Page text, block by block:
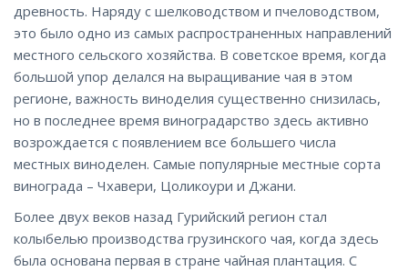
древность. Наряду с шелководством и пчеловодством,
это было одно из самых распространенных направлений
местного сельского хозяйства. В советское время, когда
большой упор делался на выращивание чая в этом
регионе, важность виноделия существенно снизилась,
но в последнее время виноградарство здесь активно
возрождается с появлением все большего числа
местных виноделен. Самые популярные местные сорта
винограда – Чхавери, Цоликоури и Джани.
Более двух веков назад Гурийский регион стал
колыбелью производства грузинского чая, когда здесь
была основана первая в стране чайная плантация. С